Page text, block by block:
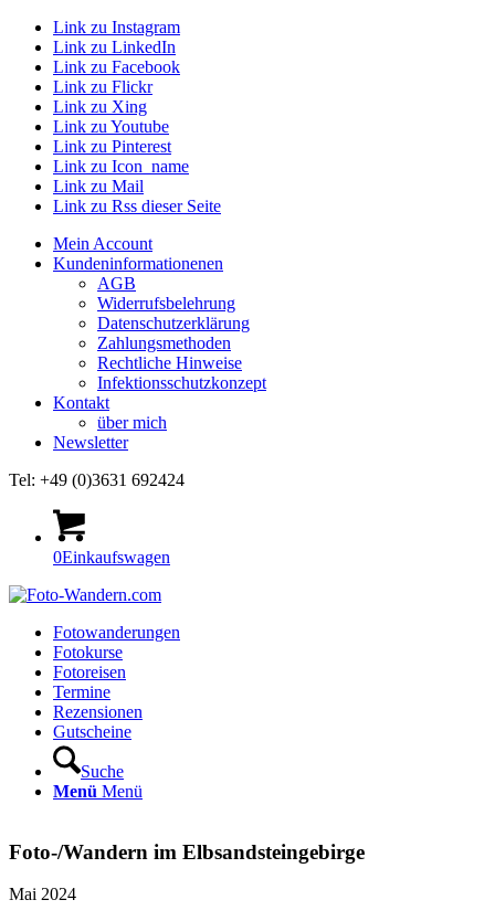
Link zu Instagram
Link zu LinkedIn
Link zu Facebook
Link zu Flickr
Link zu Xing
Link zu Youtube
Link zu Pinterest
Link zu Icon_name
Link zu Mail
Link zu Rss dieser Seite
Mein Account
Kundeninformationenen
AGB
Widerrufsbelehrung
Datenschutzerklärung
Zahlungsmethoden
Rechtliche Hinweise
Infektionsschutzkonzept
Kontakt
über mich
Newsletter
Tel: +49 (0)3631 692424
0Einkaufswagen
Fotowanderungen
Fotokurse
Fotoreisen
Termine
Rezensionen
Gutscheine
Suche
Menü Menü
Foto-/Wandern im Elbsandsteingebirge
Mai 2024